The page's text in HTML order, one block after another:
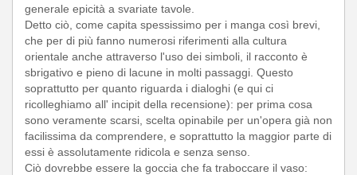
generale epicità a svariate tavole.
Detto ciò, come capita spessissimo per i manga così brevi,
che per di più fanno numerosi riferimenti alla cultura
orientale anche attraverso l'uso dei simboli, il racconto è
sbrigativo e pieno di lacune in molti passaggi. Questo
soprattutto per quanto riguarda i dialoghi (e qui ci
ricolleghiamo all' incipit della recensione): per prima cosa
sono veramente scarsi, scelta opinabile per un'opera già non
facilissima da comprendere, e soprattutto la maggior parte di
essi è assolutamente ridicola e senza senso.
Ciò dovrebbe essere la goccia che fa traboccare il vaso: